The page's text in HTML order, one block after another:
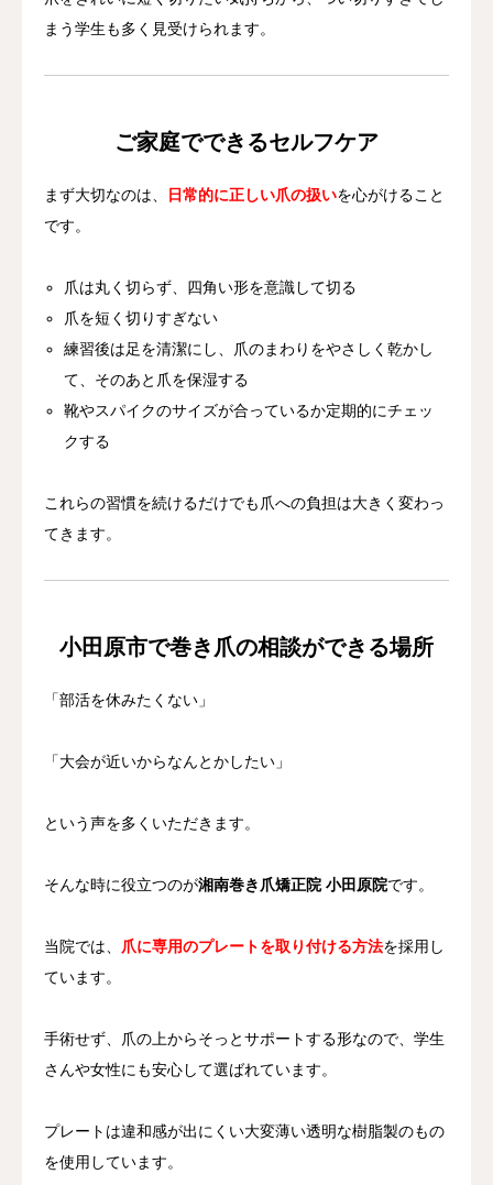
まう学生も多く見受けられます。
ご家庭でできるセルフケア
まず大切なのは、 日常的に正しい爪の扱いを心がけること
です。
爪は丸く切らず、四角い形を意識して切る
爪を短く切りすぎない
練習後は足を清潔にし、爪のまわりをやさしく乾かし
て、そのあと爪を保湿する
靴やスパイクのサイズが合っているか定期的にチェッ
クする
これらの習慣を続けるだけでも爪への負担は大きく変わっ
てきます。
小田原市で巻き爪の相談ができる場所
「部活を休みたくない」
「大会が近いからなんとかしたい」
という声を多くいただきます。
そんな時に役立つのが湘南巻き爪矯正院 小田原院です。
当院では、 爪に専用のプレートを取り付ける方法を採用し
ています。
手術せず、爪の上からそっとサポートする形なので、学生
さんや女性にも安心して選ばれています。
プレートは違和感が出にくい大変薄い透明な樹脂製のもの
を使用しています。